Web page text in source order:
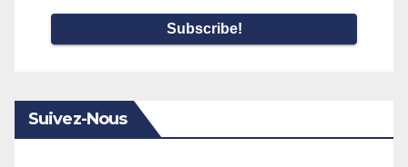
*
Suivez-Nous